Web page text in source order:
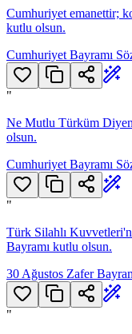
Cumhuriyet emanettir;
kutlu olsun.
Cumhuriyet Bayramı
"
Ne Mutlu Türküm
olsun.
Cumhuriyet Bayramı
"
Türk Silahlı
Bayramı kutlu olsun.
30 Ağustos Zafer
"